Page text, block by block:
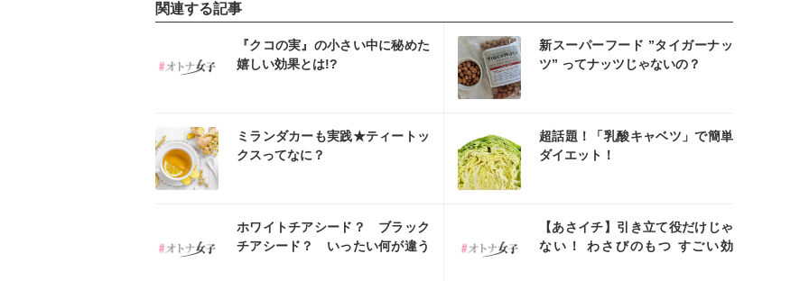
関連する記事
『クコの実』の小さい中に秘めた
嬉しい効果とは!?
新スーパーフード ”タイガーナッ
ツ” ってナッツじゃないの？
ミランダカーも実践★ティートッ
クスってなに？
超話題！「乳酸キャベツ」で簡単
ダイエット！
ホワイトチアシード？ ブラック
チアシード？ いったい何が違う
【あさイチ】引き立て役だけじゃ
ない！ わさびのもつ すごい効
インスタ